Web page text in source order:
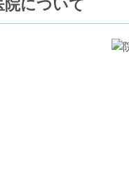
9/14
院について